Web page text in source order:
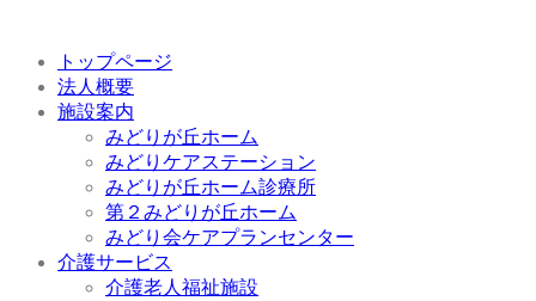
トップページ
法人概要
施設案内
みどりが丘ホーム
みどりケアステーション
みどりが丘ホーム診療所
第２みどりが丘ホーム
みどり会ケアプランセンター
介護サービス
介護老人福祉施設